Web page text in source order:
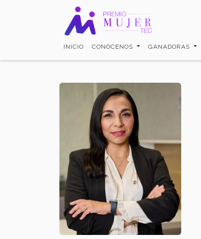
INICIO CONÓCENOS GANADORAS